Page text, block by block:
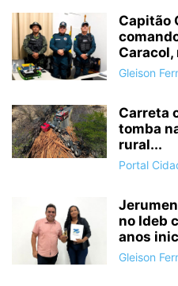
Capitão
Caracol,
Gleison
Carreta
tomba
rural...
Portal
no Ideb
anos
Gleison